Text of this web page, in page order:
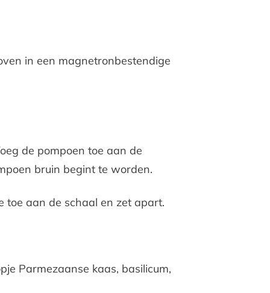
in een magnetronbestendige
de pompoen toe aan de
bruin begint te worden.
toe aan de schaal en zet apart.
Parmezaanse kaas, basilicum,